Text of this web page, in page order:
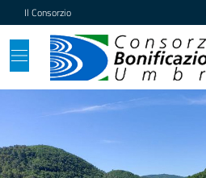
Vai ai contenuti
Vai al footer
Il Consorzio